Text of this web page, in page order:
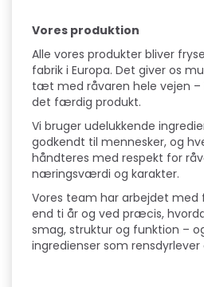
Vores produktion
Alle vores produkter bliver
fabrik i Europa. Det giver os
tæt med råvaren hele vejen
det færdig produkt.
Vi bruger udelukkende
godkendt til mennesker, og
håndteres med respekt for
næringsværdi og karakter.
Vores team har arbejdet med
end ti år og ved præcis,
smag, struktur og funktion –
ingredienser som